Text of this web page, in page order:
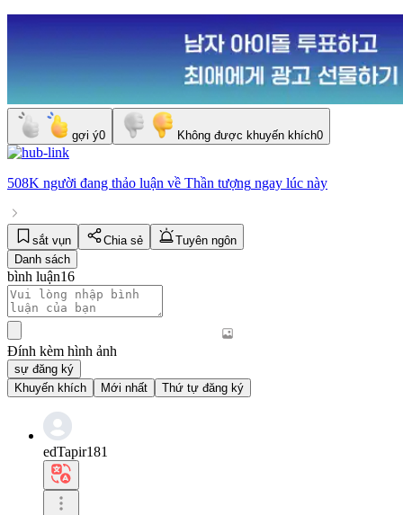
gợi ý0 Không được khuyến khích0
508K người đang thảo luận về Thần tượng ngay lúc này
sắt vụn Chia sẻ
Tuyên ngôn
Danh sách
bình luận16
Đính kèm hình ảnh
sự đăng ký
Khuyến khích
Mới nhất Thứ tự đăng ký
edTapir181